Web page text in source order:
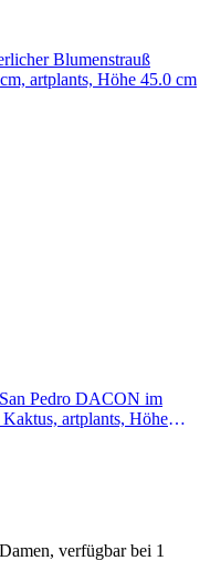
Blumenstrauß
artplants, Höhe 45.0 cm
Pedro DACON im
artplants, Höhe
verfügbar bei 1